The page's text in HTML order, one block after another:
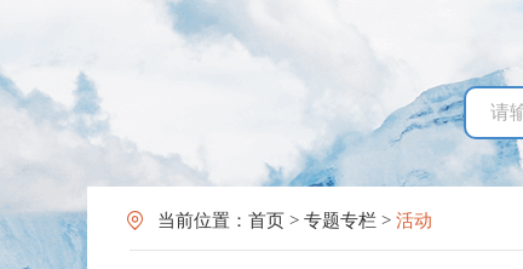
当前位置： 首页 > 专题专栏 > 活动